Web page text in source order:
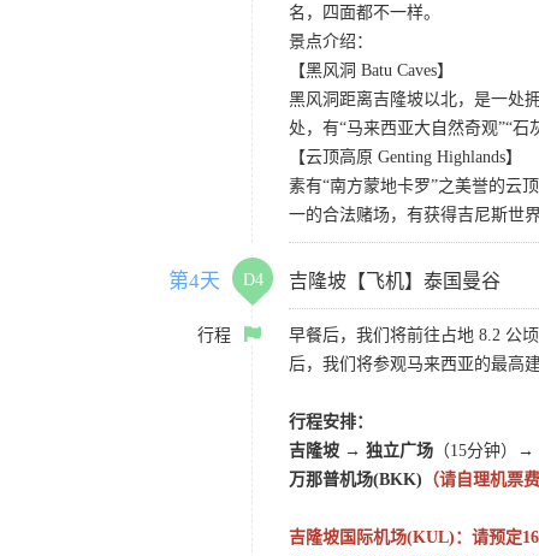
名，四面都不一样。
景点介绍：
【黑风洞 Batu Caves】
黑风洞距离吉隆坡以北，是一处
处，有“马来西亚大自然奇观”“
【云顶高原 Genting Highlands】
素有“南方蒙地卡罗”之美誉的云
一的合法赌场，有获得吉尼斯世
第4天 D4 吉隆坡【飞机】泰国曼谷
行程
早餐后，我们将前往占地 8.2 公
后，我们将参观马来西亚的最高
行程安排：
吉隆坡 → 独立广场 （15分钟）
→
万那普机场(BKK) （请自理机票
吉隆坡国际机场(KUL)：请预定